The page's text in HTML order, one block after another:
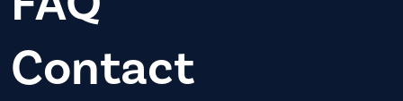
Contact